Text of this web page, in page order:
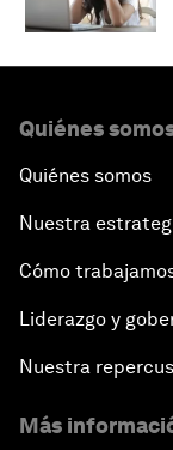
Quiénes
Quiénes somos
Nuestra
Cómo
Liderazgo y
Nuestra
Más